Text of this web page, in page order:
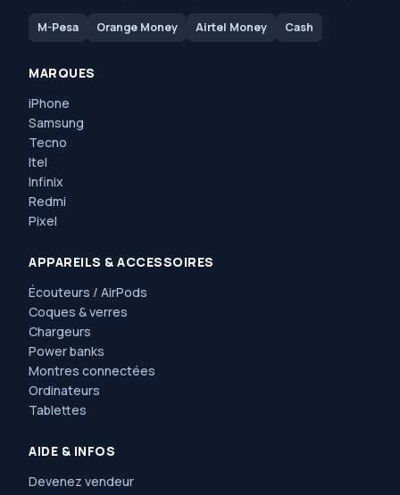
M-Pesa Orange Money Airtel Money Cash
MARQUES
iPhone
Samsung
Tecno
Itel
Infinix
Redmi
Pixel
APPAREILS & ACCESSOIRES
Écouteurs / AirPods
Coques & verres
Chargeurs
Power banks
Montres connectées
Ordinateurs
Tablettes
AIDE & INFOS
Devenez vendeur